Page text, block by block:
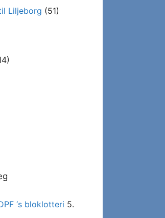
Liljeborg (51)
‘s bloklotteri 5.